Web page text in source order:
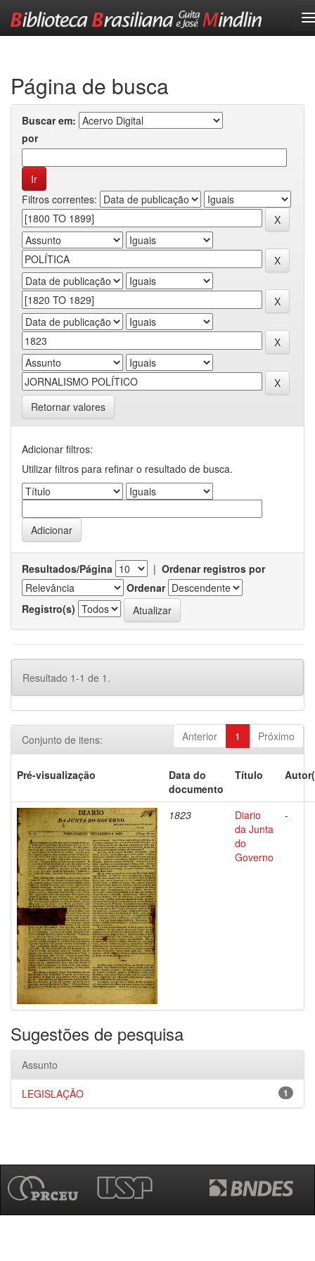
Página de busca
Buscar em:
por
Filtros correntes:
Retornar valores
Adicionar filtros:
Utilizar filtros para refinar o resultado de busca.
Resultados/Página | Ordenar registros por
Ordenar
Registro(s)
Resultado 1-1 de 1.
Anterior 1 Próximo
Conjunto de itens:
Pré-visualização
Data do
documento
Título
1823
Diario
da Junta
do
Governo
-
Sugestões de pesquisa
Assunto
1
LEGISLAÇÃO